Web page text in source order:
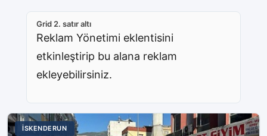
Grid 2. satır altı
Reklam Yönetimi eklentisini
etkinleştirip bu alana reklam
ekleyebilirsiniz.
İSKENDERUN